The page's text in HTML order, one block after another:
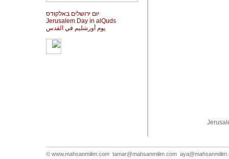
יום ירושלים באלקודס
Jerusalem Day in alQuds
يوم أورشليم في القدس
© www.mahsanmilim.com tamar@mahsanmilim.com